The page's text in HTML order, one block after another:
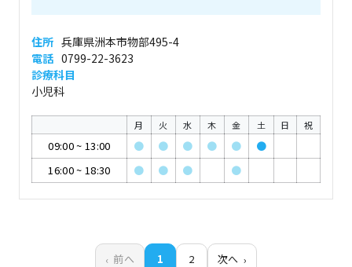
住所 兵庫県洲本市物部495-4
電話 0799-22-3623
診療科目
小児科
月 火 水 木 金 土 日 祝
09:00~ 13:00 ● ● ● ● ●
●
16:00~ 18:30 ● ● ● ●
前へ 1 2 次へ